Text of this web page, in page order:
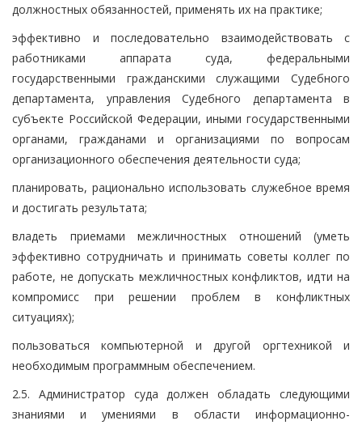
должностных обязанностей, применять их на практике;
эффективно и последовательно взаимодействовать с
работниками аппарата суда, федеральными
государственными гражданскими служащими Судебного
департамента, управления Судебного департамента в
субъекте Российской Федерации, иными государственными
органами, гражданами и организациями по вопросам
организационного обеспечения деятельности суда;
планировать, рационально использовать служебное время
и достигать результата;
владеть приемами межличностных отношений (уметь
эффективно сотрудничать и принимать советы коллег по
работе, не допускать межличностных конфликтов, идти на
компромисс при решении проблем в конфликтных
ситуациях);
пользоваться компьютерной и другой оргтехникой и
необходимым программным обеспечением.
2.5. Администратор суда должен обладать следующими
знаниями и умениями в области информационно-